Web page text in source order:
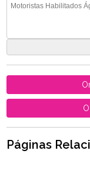
Páginas